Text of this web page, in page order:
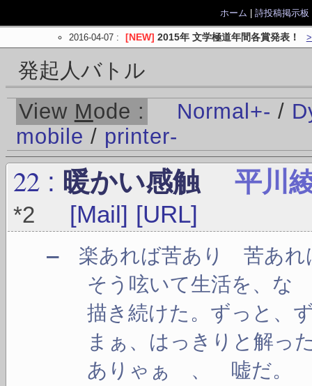
ホーム 詩投稿掲示板
2016-04-07: [NEW] 2015年 文学極道年間各賞発表！
発起人バトル
View Mode : Normal +- /
mobile / printer-
22 : 暖かい感触 平川
*2 [Mail] [URL]
― 楽あれば苦あり 苦あれ
そう呟いて生活を、な
描き続けた。ずっと、
まぁ、はっきりと解っ
ありゃぁ 、 嘘だ。